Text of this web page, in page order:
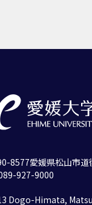
8577愛媛県松山市
927-9000
Dogo-Himata,